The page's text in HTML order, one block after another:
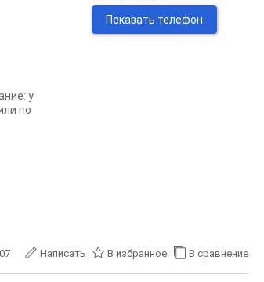
у
по
Показать телефон
Написать В избранное В сравнение